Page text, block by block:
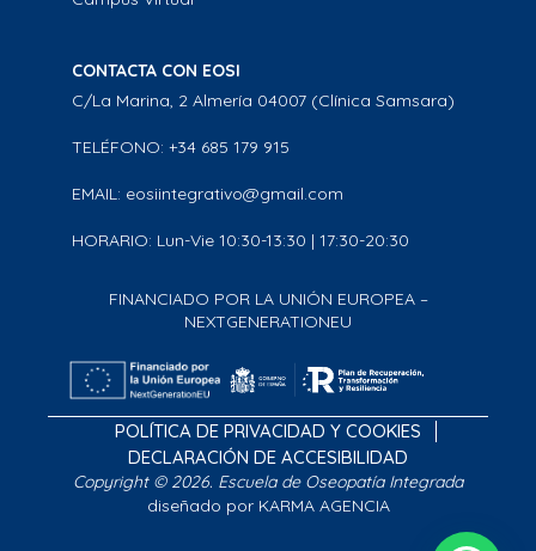
CONTACTA CON EOSI
C/La Marina, 2 Almería 04007 (Clínica Samsara)
TELÉFONO: +34 685 179 915
EMAIL: eosiintegrativo@gmail.com
HORARIO: Lun-Vie 10:30-13:30 | 17:30-20:30
FINANCIADO POR LA UNIÓN EUROPEA –
NEXTGENERATIONEU
POLÍTICA DE PRIVACIDAD Y COOKIES
DECLARACIÓN DE ACCESIBILIDAD
Copyright © 2026. Escuela de Oseopatía Integrada
diseñado por KARMA AGENCIA